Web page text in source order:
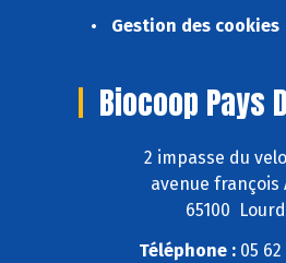
Gestion des cookies
Biocoop Pays
2 impasse du
avenue françois
65100
Téléphone :05 62